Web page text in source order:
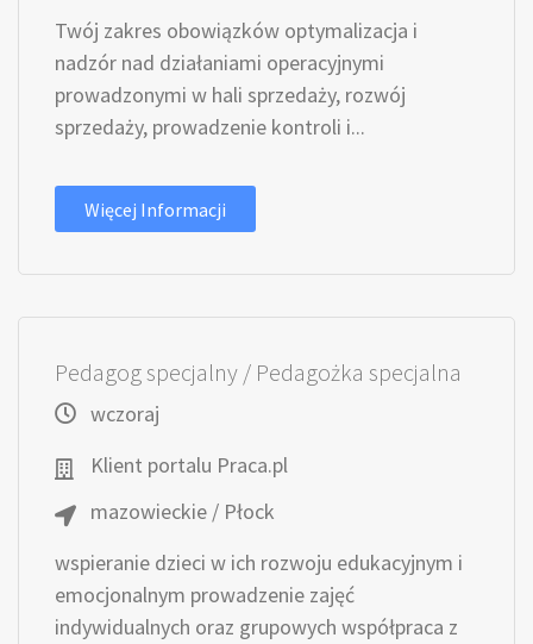
Twój zakres obowiązków optymalizacja i
nadzór nad działaniami operacyjnymi
prowadzonymi w hali sprzedaży, rozwój
sprzedaży, prowadzenie kontroli i...
Więcej Informacji
Pedagog specjalny / Pedagożka specjalna
wczoraj
Klient portalu Praca.pl
mazowieckie / Płock
wspieranie dzieci w ich rozwoju edukacyjnym i
emocjonalnym prowadzenie zajęć
indywidualnych oraz grupowych współpraca z